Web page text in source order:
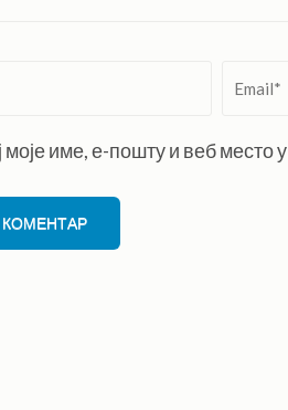
моје име, е-пошту и веб